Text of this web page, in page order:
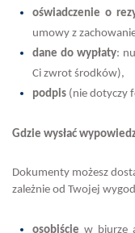
oświadczenie o
umowy z
dane do wypłaty:
Ci zwrot środków),
podpis (nie dotyczy
Gdzie wysłać
Dokumenty możesz
zależnie od Twojej
osobiście w biurze